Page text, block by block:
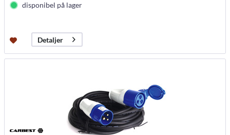
disponibel på lager
Detaljer